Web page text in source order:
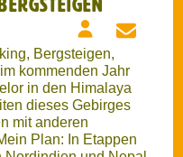
Jahr
den Himalaya
Gebirges
anderen
Plan: In Etappen
und Nepal
mal im
suche ich
ist also nicht